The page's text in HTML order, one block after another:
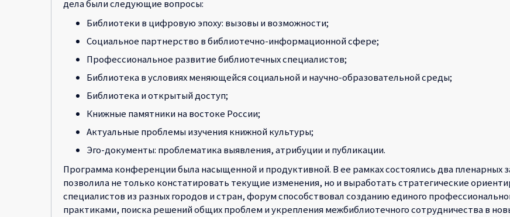
дела были следующие вопросы:
Библиотеки в цифровую эпоху: вызовы и возможности;
Социальное партнерство в библиотечно-информационной сфере;
Профессиональное развитие библиотечных специалистов;
Библиотека в условиях меняющейся социальной и научно-образовательной среды;
Библиотека и открытый доступ;
Книжные памятники на востоке России;
Актуальные проблемы изучения книжной культуры;
Эго-документы: проблематика выявления, атрибуции и публикации.
Программа конференции была насыщенной и продуктивной. В ее рамках состоялись два пленарных
позволила не только констатировать текущие изменения, но и выработать стратегические
специалистов из разных городов и стран, форум способствовал созданию единого
практиками, поиска решений общих проблем и укрепления межбиблиотечного сотрудничества в